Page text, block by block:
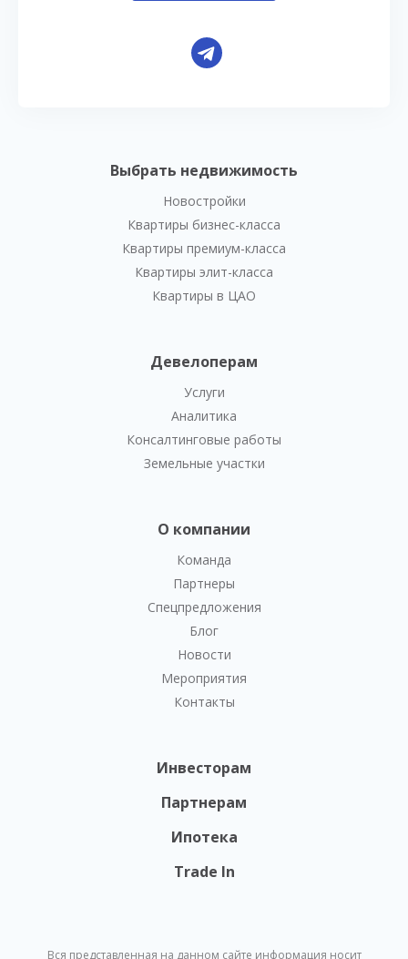
Выбрать недвижимость
Новостройки
Квартиры бизнес-класса
Квартиры премиум-класса
Квартиры элит-класса
Квартиры в ЦАО
Девелоперам
Услуги
Аналитика
Консалтинговые работы
Земельные участки
О компании
Команда
Партнеры
Спецпредложения
Блог
Новости
Мероприятия
Контакты
Инвесторам
Партнерам
Ипотека
Trade In
Вся представленная на данном сайте информация носит